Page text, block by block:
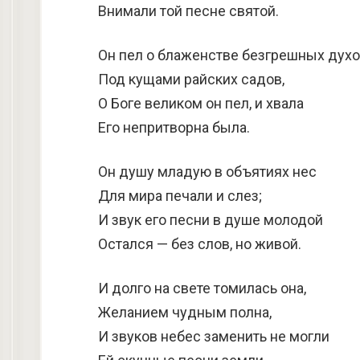
Внимали той песне святой.
Он пел о блаженстве безгрешных
Под кущами райских садов,
О Боге великом он пел, и хвала
Его непритворна была.
Он душу младую в объятиях нес
Для мира печали и слез;
И звук его песни в душе молодой
Остался — без слов, но живой.
И долго на свете томилась она,
Желанием чудным полна,
И звуков небес заменить не могли